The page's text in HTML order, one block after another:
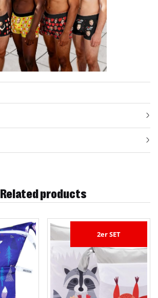
Related products
2er SET